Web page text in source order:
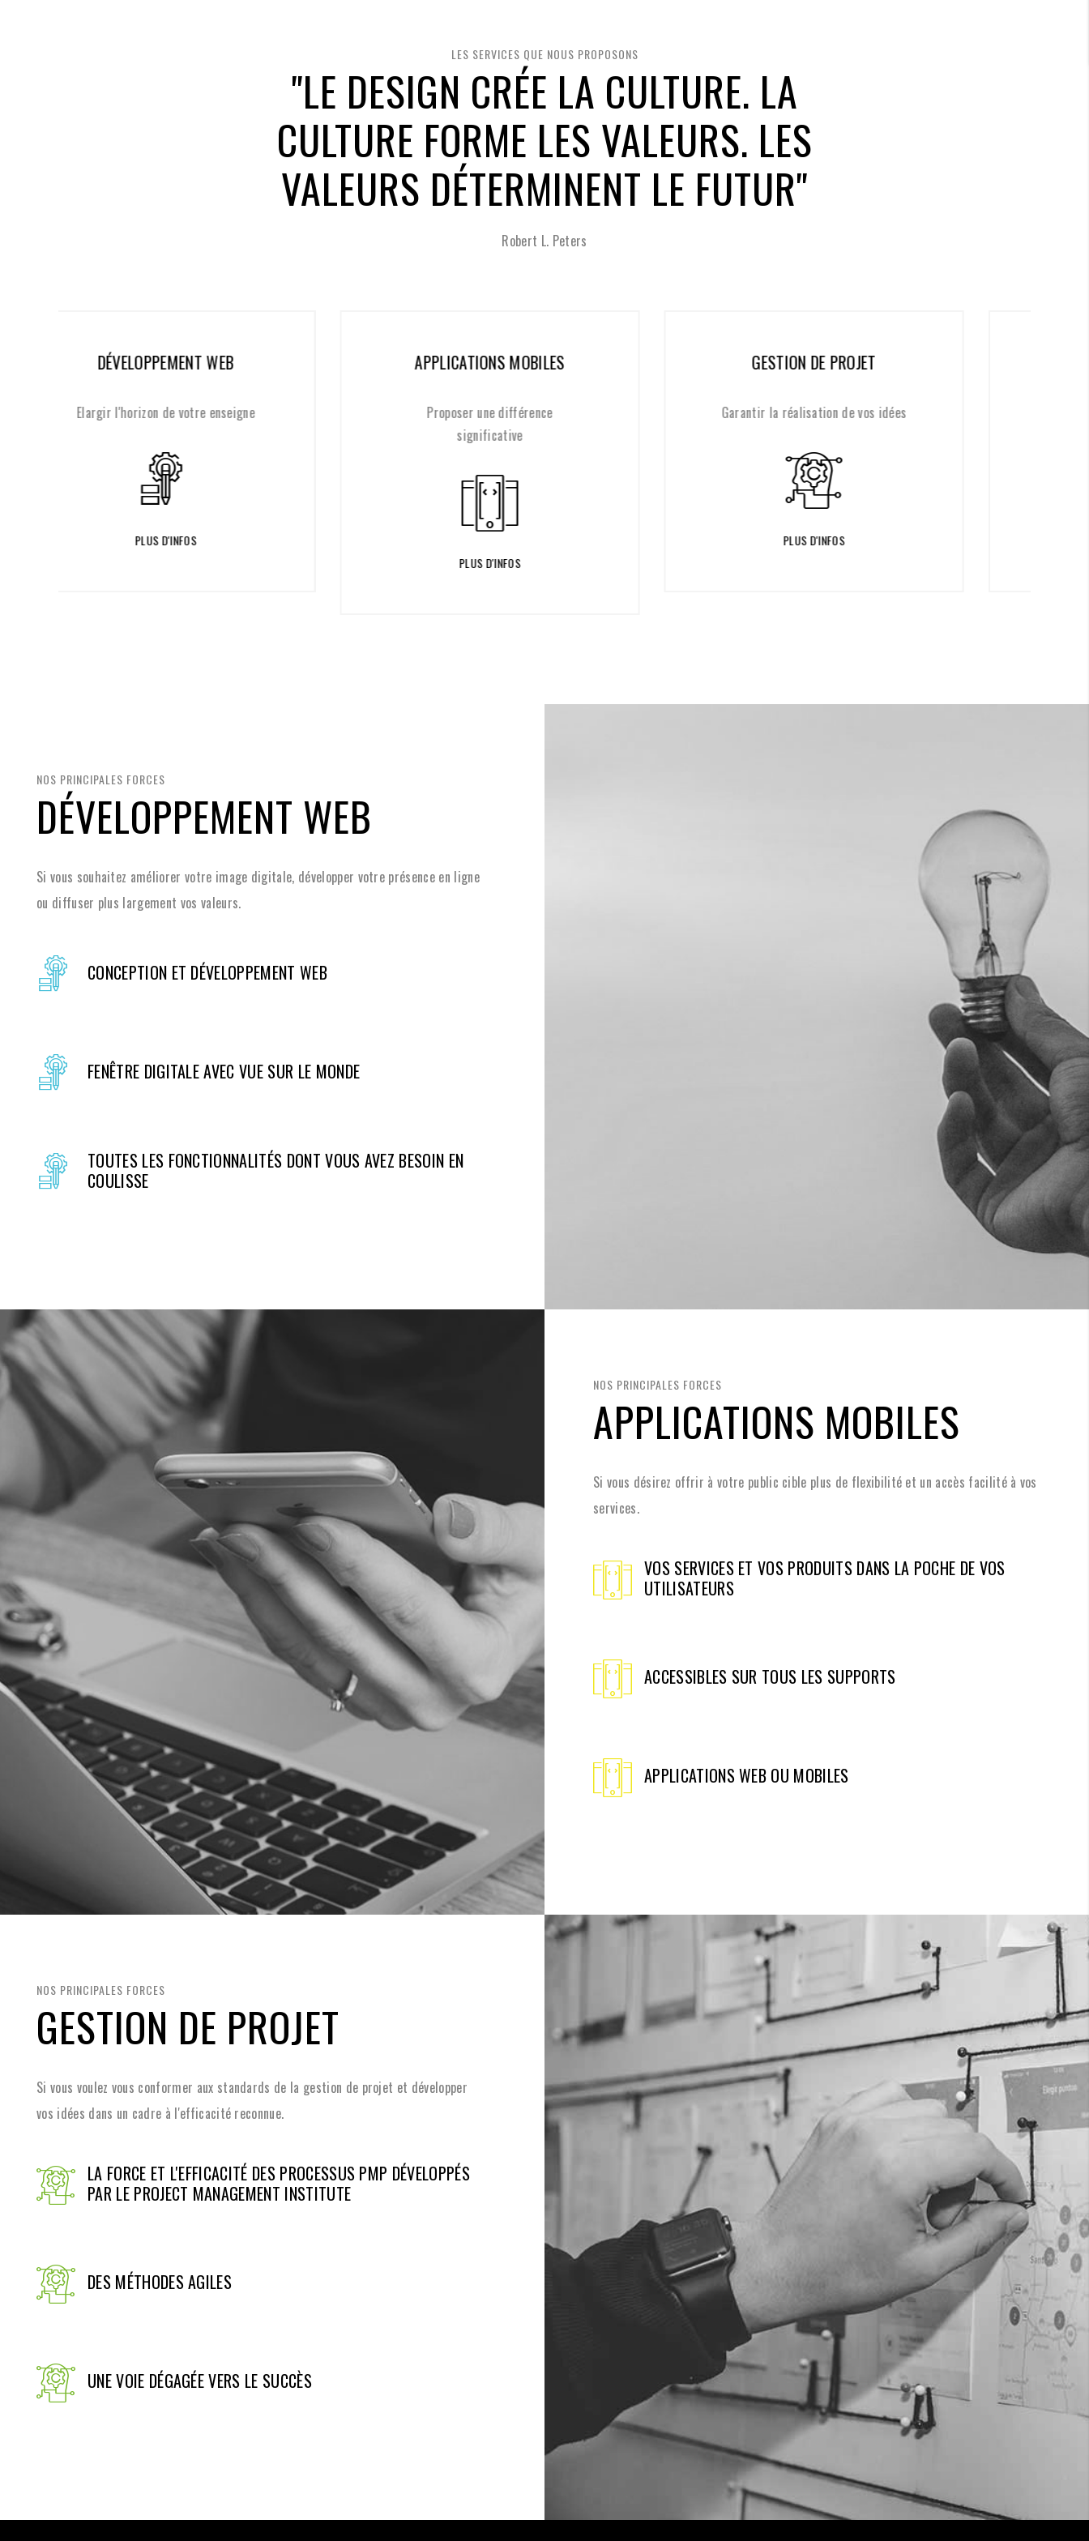
LES SERVICES QUE NOUS PROPOSONS
"LE DESIGN CRÉE LA CULTURE. LA
CULTURE FORME LES VALEURS. LES
VALEURS DÉTERMINENT LE FUTUR"
Robert L. Peters
APPLICATIONS MOBILES
Proposer une différence
GESTION DE PROJET
Garantir la réalisation de vos idées
DÉVELOPPEMENT WEB
Elargir l'horizon de votre enseigne
NOS PRINCIPALES FORCES
DÉVELOPPEMENT WEB
Si vous souhaitez améliorer votre image digitale, développer votre présence en ligne
ou diffuser plus largement vos valeurs.
CONCEPTION ET DÉVELOPPEMENT WEB
FENÊTRE DIGITALE AVEC VUE SUR LE MONDE
TOUTES LES FONCTIONNALITÉS DONT VOUS AVEZ BESOIN EN
COULISSE
NOS PRINCIPALES FORCES
APPLICATIONS MOBILES
Si vous désirez offrir à votre public cible plus de flexibilité et un accès facilité à vos
services.
VOS SERVICES ET VOS PRODUITS DANS LA POCHE DE VOS
UTILISATEURS
ACCESSIBLES SUR TOUS LES SUPPORTS
APPLICATIONS WEB OU MOBILES
NOS PRINCIPALES FORCES
GESTION DE PROJET
Si vous voulez vous conformer aux standards de la gestion de projet et développer
vos idées dans un cadre à l'efficacité reconnue.
LA FORCE ET L'EFFICACITÉ DES PROCESSUS PMP DÉVELOPPÉS
PAR LE PROJECT MANAGEMENT INSTITUTE
DES MÉTHODES AGILES
UNE VOIE DÉGAGÉE VERS LE SUCCÈS